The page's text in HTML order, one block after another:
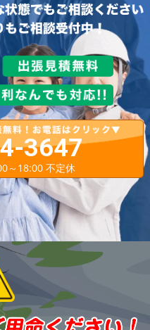
3647
～18:00 不定休